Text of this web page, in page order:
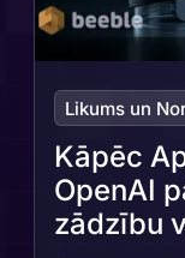
Likums un
Kāpēc
OpenAI
zādzību